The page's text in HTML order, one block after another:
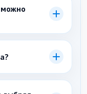
можно
на расчёт
условия
выгоду,
и каналам, где
ВКонтакте,